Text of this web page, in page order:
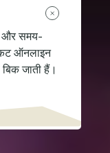
और समय-
ऑनलाइन
जाती हैं।